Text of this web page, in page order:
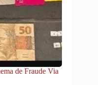
de Fraude Via